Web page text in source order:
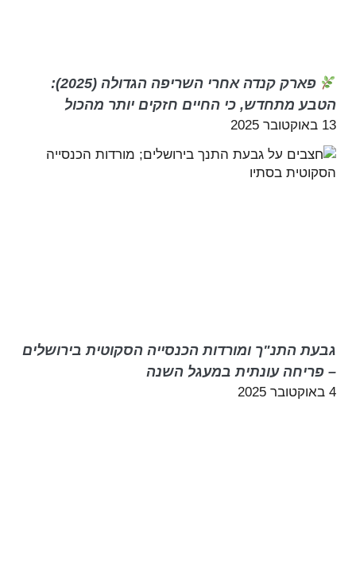
פארק קנדה אחרי השריפה הגדולה (2025):
הטבע מתחדש, כי החיים חזקים יותר מהכול
13 באוקטובר 2025
גבעת התנ"ך ומורדות הכנסייה הסקוטית בירושלים
– פריחה עונתית במעגל השנה
4 באוקטובר 2025